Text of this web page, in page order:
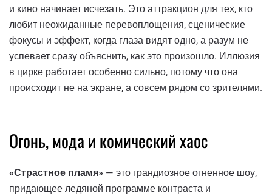
и кино начинает исчезать. Это аттракцион для тех, кто
любит неожиданные перевоплощения, сценические
фокусы и эффект, когда глаза видят одно, а разум не
успевает сразу объяснить, как это произошло. Иллюзия
в цирке работает особенно сильно, потому что она
происходит не на экране, а совсем рядом со зрителями.
Огонь, мода и комический хаос
«Страстное пламя» — это грандиозное огненное шоу,
придающее ледяной программе контраста и